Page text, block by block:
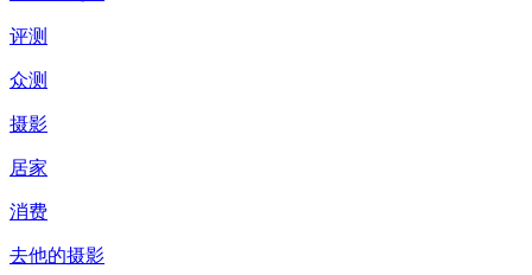
评测
众测
摄影
居家
消费
去他的摄影